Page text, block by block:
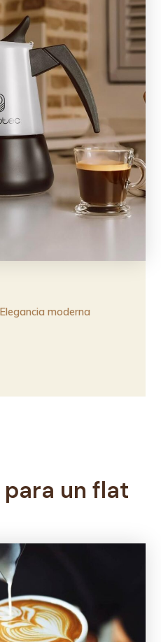
moderna
un flat